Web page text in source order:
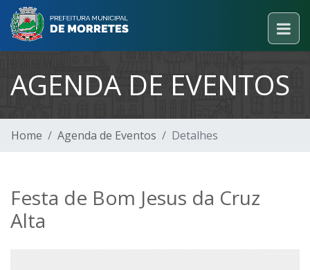
AGENDA DE EVENTOS
Home Agenda de Eventos Detalhes
Festa de Bom Jesus da Cruz
Alta